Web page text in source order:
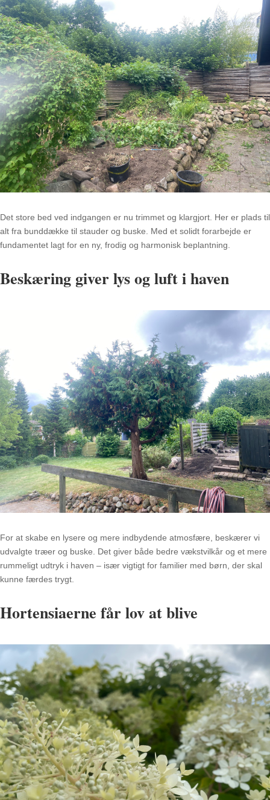
Det store bed ved indgangen er nu trimmet og klargjort. Her er plads til
alt fra bunddække til stauder og buske. Med et solidt forarbejde er
fundamentet lagt for en ny, frodig og harmonisk beplantning.
Beskæring giver lys og luft i haven
For at skabe en lysere og mere indbydende atmosfære, beskærer vi
udvalgte træer og buske. Det giver både bedre vækstvilkår og et mere
rummeligt udtryk i haven – især vigtigt for familier med børn, der skal
kunne færdes trygt.
Hortensiaerne får lov at blive